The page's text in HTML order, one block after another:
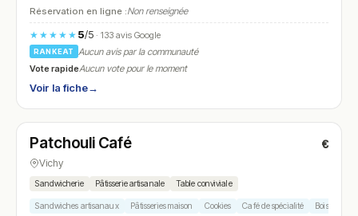
Réservation en ligne :Non renseignée
★★★★★ 5/5· 133 avis Google
RANKEAT
Aucun avis par la communauté
Vote rapideAucun vote pour le moment
Voir la fiche→
N° 25
Patchouli Café €
Vichy
Sandwicherie Pâtisserie artisanale Table conviviale
Sandwiches artisanaux Pâtisseries maison Cookies Café de spécialité Boissons